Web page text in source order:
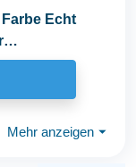
Echt
Mehr anzeigen ⏷